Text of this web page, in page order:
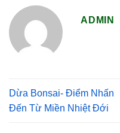
ADMIN
Dừa Bonsai- Điểm Nhấn
Đến Từ Miền Nhiệt Đới